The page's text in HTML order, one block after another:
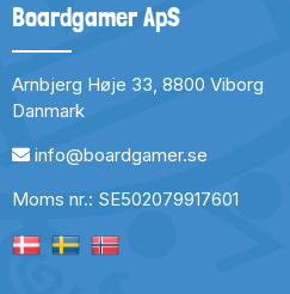
Boardgamer ApS
Arnbjerg Høje 33, 8800 Viborg
Danmark
info@boardgamer.se
Moms nr.: SE502079917601